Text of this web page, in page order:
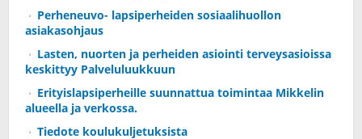
Perheneuvo- lapsiperheiden sosiaalihuollon
asiakasohjaus
Lasten, nuorten ja perheiden asiointi terveysasioissa
keskittyy Palveluluukkuun
Erityislapsiperheille suunnattua toimintaa Mikkelin
alueella ja verkossa.
Tiedote koulukuljetuksista